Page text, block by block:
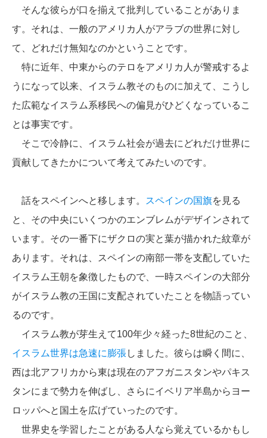
そんな彼らが口を揃えて批判していることがありま
す。それは、一般のアメリカ人がアラブの世界に対し
て、どれだけ無知なのかということです。
特に近年、中東からのテロをアメリカ人が警戒するよ
うになって以来、イスラム教そのものに加えて、こうし
た広範なイスラム系移民への偏見がひどくなっているこ
とは事実です。
そこで冷静に、イスラム社会が過去にどれだけ世界に
貢献してきたかについて考えてみたいのです。
話をスペインへと移します。 スペインの国旗を見る
と、その中央にいくつかのエンブレムがデザインされて
います。その一番下にザクロの実と葉が描かれた紋章が
あります。それは、スペインの南部一帯を支配していた
イスラム王朝を象徴したもので、一時スペインの大部分
がイスラム教の王国に支配されていたことを物語ってい
るのです。
イスラム教が芽生えて100年少々経った8世紀のこと、
イスラム世界は急速に膨張しました。彼らは瞬く間に、
西は北アフリカから東は現在のアフガニスタンやパキス
タンにまで勢力を伸ばし、さらにイベリア半島からヨー
ロッパへと国土を広げていったのです。
世界史を学習したことがある人なら覚えているかもし